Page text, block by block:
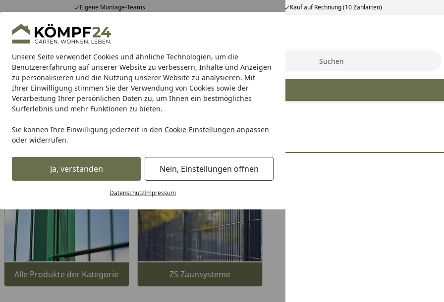
Unsere Seite verwendet Cookies und ähnliche Technologien, um die
Benutzererfahrung auf unserer Website zu verbessern, Inhalte und Anzeigen
zu personalisieren und die Nutzung unserer Website zu analysieren. Mit
Ihrer Einwilligung stimmen Sie der Verwendung von Cookies sowie der
Verarbeitung Ihrer persönlichen Daten zu, um Ihnen ein bestmögliches
Surferlebnis und mehr Funktionen zu bieten.
Sie können Ihre Einwilligung jederzeit in den Cookie-Einstellungen anpassen
oder widerrufen.
Ja, verstanden Nein, Einstellungen öffnen
DatenschutzImpressum
Eigene Montage-Teams Kauf auf Rechnung (10 Zahlarten)
Hotline0 71 588 01 81
Mo-Fr. 8-16 Uhr 25.957 Bewertungen
Alle Produkte
Alle ProdukteHighlights Tipps & Tricks Suche
LEGI ZS Zaunsysteme
Startseite
LEGI
Wählen Sie Ihren LEGI Zaun:
Alle Produkte der Kategorie ZS Zaunsysteme